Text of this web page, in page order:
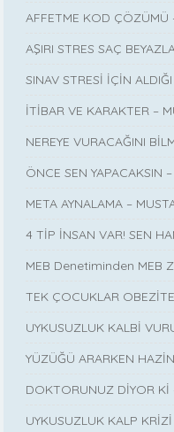
AFFETME KOD ÇÖZÜMÜ
AŞIRI STRES SAÇ
SINAV STRESİ İÇİN
İTİBAR VE KARAKTER –
NEREYE VURACAĞINI
ÖNCE SEN YAPACAKSIN
META AYNALAMA –
4 TİP İNSAN VAR! SEN
MEB Denetiminden MEB
TEK ÇOCUKLAR
UYKUSUZLUK KALBİ
YÜZÜĞÜ ARARKEN
DOKTORUNUZ DİYOR Kİ
UYKUSUZLUK KALP